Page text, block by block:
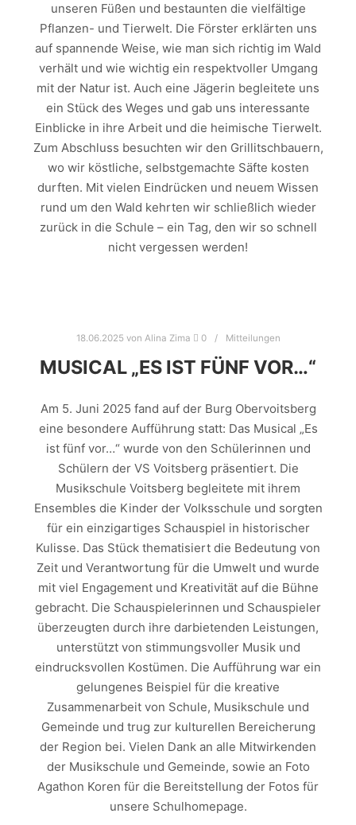
unseren Füßen und bestaunten die vielfältige
Pflanzen- und Tierwelt. Die Förster erklärten uns
auf spannende Weise, wie man sich richtig im Wald
verhält und wie wichtig ein respektvoller Umgang
mit der Natur ist. Auch eine Jägerin begleitete uns
ein Stück des Weges und gab uns interessante
Einblicke in ihre Arbeit und die heimische Tierwelt.
Zum Abschluss besuchten wir den Grillitschbauern,
wo wir köstliche, selbstgemachte Säfte kosten
durften. Mit vielen Eindrücken und neuem Wissen
rund um den Wald kehrten wir schließlich wieder
zurück in die Schule – ein Tag, den wir so schnell
nicht vergessen werden!
18.06.2025 von Alina Zima 0 Mitteilungen
MUSICAL „ES IST FÜNF VOR…“
Am 5. Juni 2025 fand auf der Burg Obervoitsberg
eine besondere Aufführung statt: Das Musical „Es
ist fünf vor…“ wurde von den Schülerinnen und
Schülern der VS Voitsberg präsentiert. Die
Musikschule Voitsberg begleitete mit ihrem
Ensembles die Kinder der Volksschule und sorgten
für ein einzigartiges Schauspiel in historischer
Kulisse. Das Stück thematisiert die Bedeutung von
Zeit und Verantwortung für die Umwelt und wurde
mit viel Engagement und Kreativität auf die Bühne
gebracht. Die Schauspielerinnen und Schauspieler
überzeugten durch ihre darbietenden Leistungen,
unterstützt von stimmungsvoller Musik und
eindrucksvollen Kostümen. Die Aufführung war ein
gelungenes Beispiel für die kreative
Zusammenarbeit von Schule, Musikschule und
Gemeinde und trug zur kulturellen Bereicherung
der Region bei. Vielen Dank an alle Mitwirkenden
der Musikschule und Gemeinde, sowie an Foto
Agathon Koren für die Bereitstellung der Fotos für
unsere Schulhomepage.